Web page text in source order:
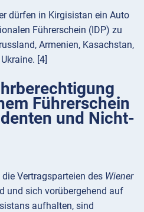
dürfen in Kirgisistan ein Auto
Führerschein (IDP) zu
Armenien, Kasachstan,
[4]
Führerschein
und Nicht-
Vertragsparteien des Wiener
und sich vorübergehend auf
aufhalten, sind